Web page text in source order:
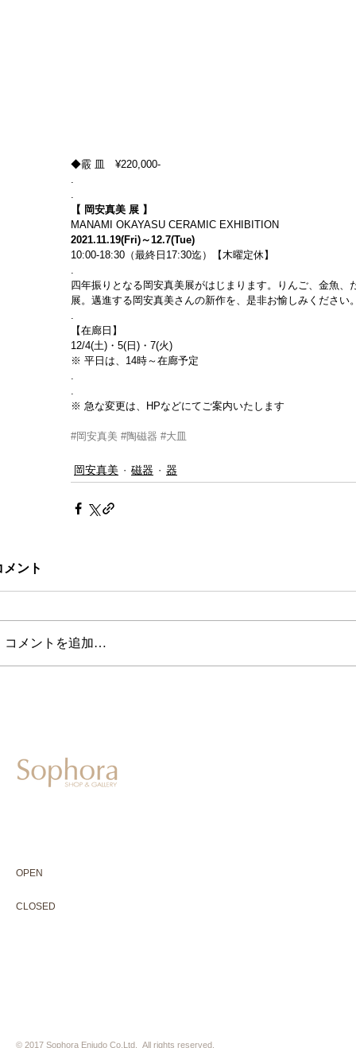
◆霰 皿　¥220,000-
【 岡安真美 展 】
MANAMI OKAYASU CERAMIC EXHIBITION
2021.11.19(Fri)～12.7(Tue)
10:00-18:30（最終日17:30迄）【木曜定休】
四年振りとなる岡安真美展がはじまります。りんご、金魚
展。邁進する岡安真美さんの新作を、是非お愉しみください
【在廊日】
12/4(土)・5(日)・7(火)
※ 平日は、14時～在廊予定
※ 急な変更は、HPなどにてご案内いたします
#岡安真美 #陶磁器 #大皿
岡安真美 磁器 器
メント
コメントを追加…
OPEN
CLOSED
© 2017 Sophora Enjudo Co.Ltd. All rights reserved.